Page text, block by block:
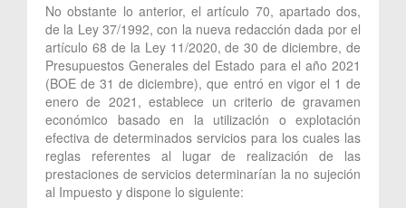
No obstante lo anterior, el artículo 70, apartado dos,
de la Ley 37/1992, con la nueva redacción dada por el
artículo 68 de la Ley 11/2020, de 30 de diciembre, de
Presupuestos Generales del Estado para el año 2021
(BOE de 31 de diciembre), que entró en vigor el 1 de
enero de 2021, establece un criterio de gravamen
económico basado en la utilización o explotación
efectiva de determinados servicios para los cuales las
reglas referentes al lugar de realización de las
prestaciones de servicios determinarían la no sujeción
al Impuesto y dispone lo siguiente: